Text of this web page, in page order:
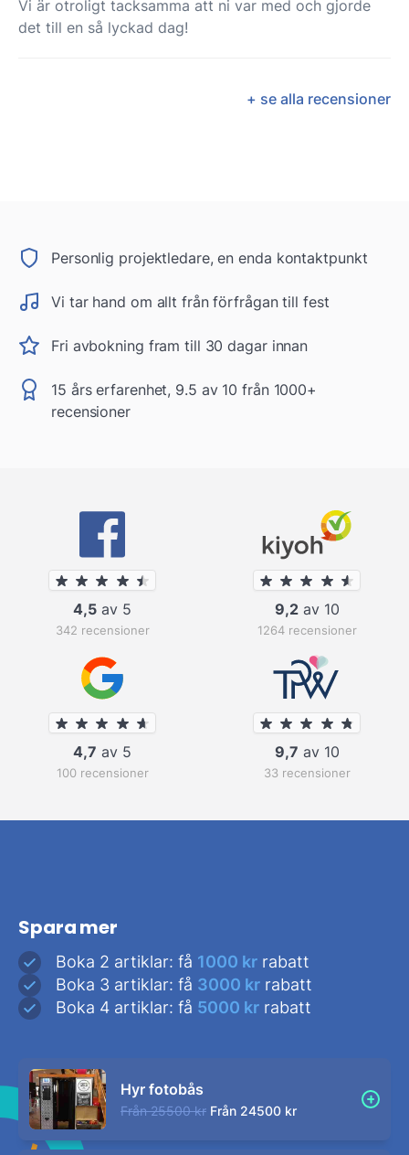
Vi är otroligt tacksamma att ni var med och gjorde
det till en så lyckad dag!
+ se alla recensioner
Personlig projektledare, en enda kontaktpunkt
Vi tar hand om allt från förfrågan till fest
Fri avbokning fram till 30 dagar innan
15 års erfarenhet, 9.5 av 10 från 1000+
recensioner
4,5 av 5
342 recensioner
9,2av 10
1264 recensioner
4,7 av 5
100 recensioner
9,7 av 10
33 recensioner
Spara mer
Boka 2 artiklar: få 1000 kr rabatt
Boka 3 artiklar: få 3000 kr rabatt
Boka 4 artiklar: få 5000 kr rabatt
Hyr fotobås
Från 25500 kr Från 24500 kr